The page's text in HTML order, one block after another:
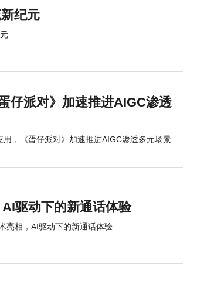
纪元
仔派对》加速推进AIGC渗透
用，《蛋仔派对》加速推进AIGC渗透多元场景
驱动下的新通话体验
亮相，AI驱动下的新通话体验